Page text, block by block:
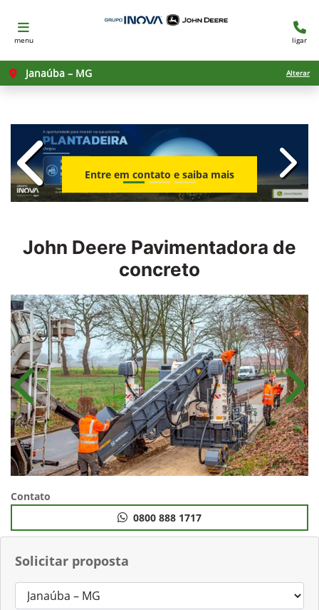
menu ligar
Janaúba – MG Alterar
Entre em contato e saiba mais
templates.template-
John Deere Pavimentadora de
concreto
Solicitar proposta
Anterior
Contato
0800 888 1717